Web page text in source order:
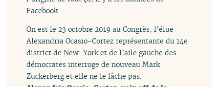
Facebook.
On est le 23 octobre 2019 au Congrès, l’élue
Alexandria Ocasio-Cortez représentante du 14e
district de New-York et de l’aile gauche des
démocrates interroge de nouveau Mark
Zuckerberg et elle ne le lâche pas.